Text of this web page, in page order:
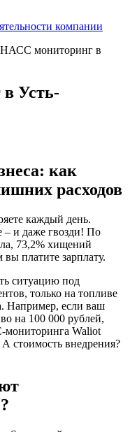
компании
мониторинг в
Усть-
как
расходов
каждый день.
– и даже гвозди! По
73,2% хищений
платите зарплату.
ситуацию под
только на топливе
Например, если ваш
на 100 000 рублей,
Waliot
стоимость внедрения?